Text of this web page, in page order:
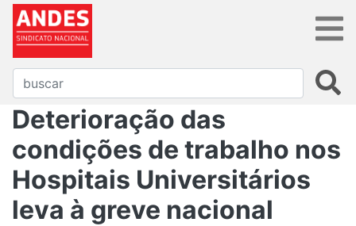
Deterioração das
condições de trabalho nos
Hospitais Universitários
leva à greve nacional